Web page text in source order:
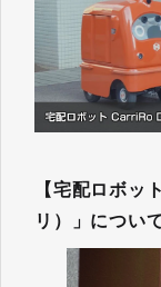
【宅配ロボ
リ）」について